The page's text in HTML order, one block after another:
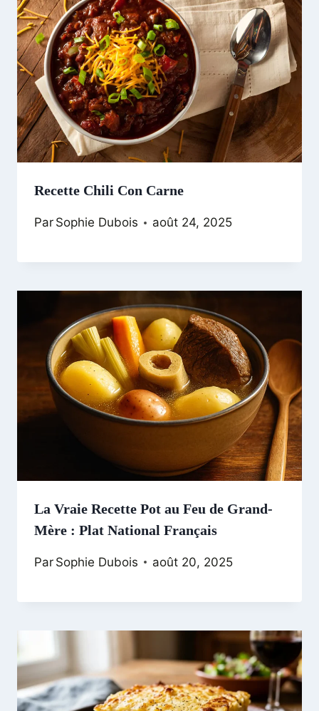
Recette Chili Con Carne
Par Sophie Dubois août 24, 2025
La Vraie Recette Pot au Feu de Grand-
Mère : Plat National Français
Par Sophie Dubois août 20, 2025